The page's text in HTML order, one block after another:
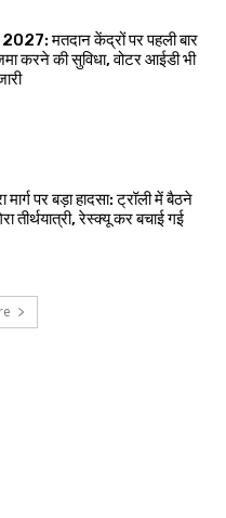
मतदान केंद्रों पर पहली बार
करने की सुविधा, वोटर आईडी भी
मार्ग पर बड़ा हादसा: ट्रॉली में बैठने
तीर्थयात्री, रेस्क्यू कर बचाई गई